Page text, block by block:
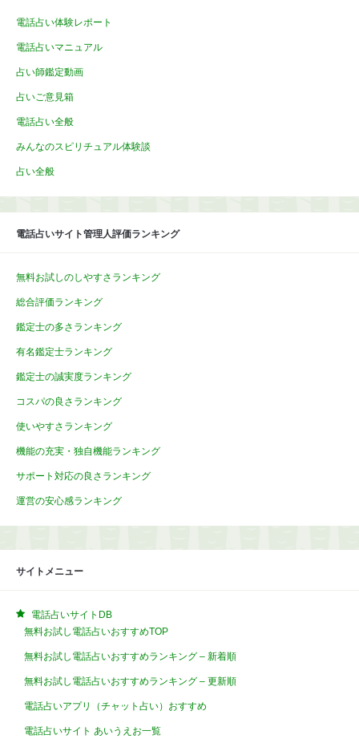
電話占い体験レポート
電話占いマニュアル
占い師鑑定動画
占いご意見箱
電話占い全般
みんなのスピリチュアル体験談
占い全般
電話占いサイト管理人評価ランキング
無料お試しのしやすさランキング
総合評価ランキング
鑑定士の多さランキング
有名鑑定士ランキング
鑑定士の誠実度ランキング
コスパの良さランキング
使いやすさランキング
機能の充実・独自機能ランキング
サポート対応の良さランキング
運営の安心感ランキング
サイトメニュー
電話占いサイトDB
無料お試し電話占いおすすめTOP
無料お試し電話占いおすすめランキング – 新着順
無料お試し電話占いおすすめランキング – 更新順
電話占いアプリ（チャット占い）おすすめ
電話占いサイト あいうえお一覧